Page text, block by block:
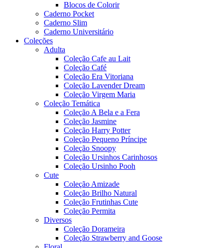
Blocos de Colorir
Caderno Pocket
Caderno Slim
Caderno Universitário
Coleções
Adulta
Coleção Cafe au Lait
Coleção Café
Coleção Era Vitoriana
Coleção Lavender Dream
Coleção Virgem Maria
Coleção Temática
Coleção A Bela e a Fera
Coleção Jasmine
Coleção Harry Potter
Coleção Pequeno Príncipe
Coleção Snoopy
Coleção Ursinhos Carinhosos
Coleção Ursinho Pooh
Cute
Coleção Amizade
Coleção Brilho Natural
Coleção Frutinhas Cute
Coleção Permita
Diversos
Coleção Dorameira
Coleção Strawberry and Goose